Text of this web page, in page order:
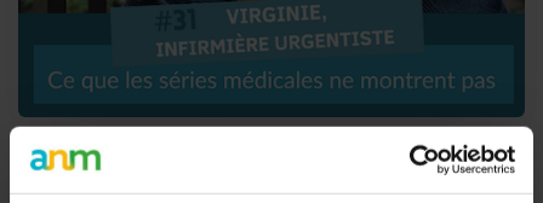
#31. Virginie, infirmière urgentiste